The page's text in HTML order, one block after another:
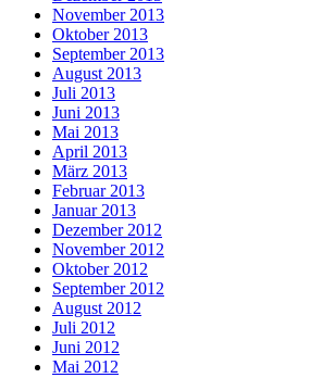
November 2013
Oktober 2013
September 2013
August 2013
Juli 2013
Juni 2013
Mai 2013
April 2013
März 2013
Februar 2013
Januar 2013
Dezember 2012
November 2012
Oktober 2012
September 2012
August 2012
Juli 2012
Juni 2012
Mai 2012